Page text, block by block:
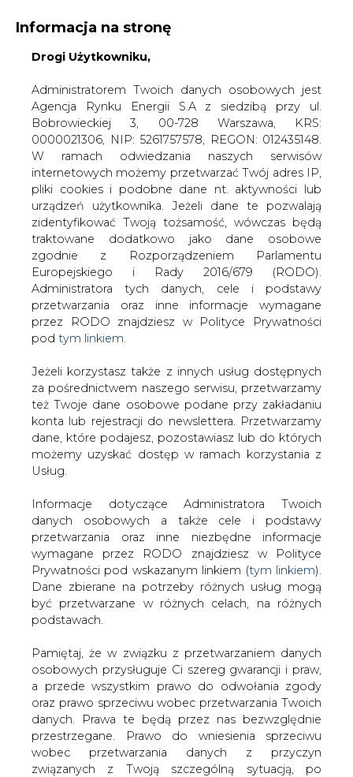
KONTAKT:
WYDAWCA PORTALU:
WYSOKI KONTRAST WIELKOŚĆ TEKSTU A A
ZALOGUJ SIĘ
WŁĄCZ CIRE.TV
Informacja na stronę
Drogi Użytkowniku,
Administratorem Twoich danych osobowych jest
Agencja Rynku Energii S.A z siedzibą przy ul.
Bobrowieckiej 3, 00-728 Warszawa, KRS:
0000021306, NIP: 5261757578, REGON: 012435148.
W ramach odwiedzania naszych serwisów
internetowych możemy przetwarzać Twój adres IP,
pliki cookies i podobne dane nt. aktywności lub
urządzeń użytkownika. Jeżeli dane te pozwalają
zidentyfikować Twoją tożsamość, wówczas będą
traktowane dodatkowo jako dane osobowe
zgodnie z Rozporządzeniem Parlamentu
Europejskiego i Rady 2016/679 (RODO).
Administratora tych danych, cele i podstawy
przetwarzania oraz inne informacje wymagane
przez RODO znajdziesz w Polityce Prywatności
pod tym linkiem.
Jeżeli korzystasz także z innych usług dostępnych
za pośrednictwem naszego serwisu, przetwarzamy
też Twoje dane osobowe podane przy zakładaniu
konta lub rejestracji do newslettera. Przetwarzamy
dane, które podajesz, pozostawiasz lub do których
możemy uzyskać dostęp w ramach korzystania z
Usług.
Informacje dotyczące Administratora Twoich
danych osobowych a także cele i podstawy
przetwarzania oraz inne niezbędne informacje
wymagane przez RODO znajdziesz w Polityce
Prywatności pod wskazanym linkiem (tym linkiem).
Dane zbierane na potrzeby różnych usług mogą
być przetwarzane w różnych celach, na różnych
podstawach.
Pamiętaj, że w związku z przetwarzaniem danych
osobowych przysługuje Ci szereg gwarancji i praw,
a przede wszystkim prawo do odwołania zgody
oraz prawo sprzeciwu wobec przetwarzania Twoich
danych. Prawa te będą przez nas bezwzględnie
przestrzegane. Prawo do wniesienia sprzeciwu
wobec przetwarzania danych z przyczyn
związanych z Twoją szczególną sytuacją, po
Strona główna RYNEK GAZU
Silny wiatr uszkodził
rurociąg w gazoporcie
2017-10-29 00:00
skomentuj
udostępnij:
Silny wiatr uszkodził rurociąg w
gazoporcie